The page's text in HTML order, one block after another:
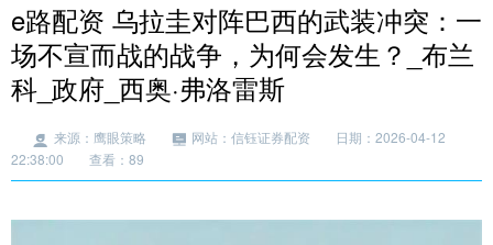
e路配资 乌拉圭对阵巴西的武装冲突：一
场不宣而战的战争，为何会发生？_布兰
科_政府_西奥·弗洛雷斯
来源：鹰眼策略 网站：信钰证券配资
日期：2026-04-12
22:38:00
查看：89